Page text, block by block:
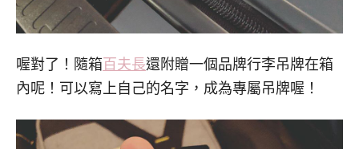
喔對了！隨箱百夫長還附贈一個品牌行李吊牌在箱
內呢！可以寫上自己的名字，成為專屬吊牌喔！